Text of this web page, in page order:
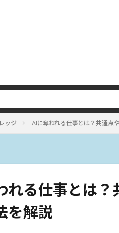
ッジ AIに奪われる仕事とは？共通点
れる仕事とは？
を解説